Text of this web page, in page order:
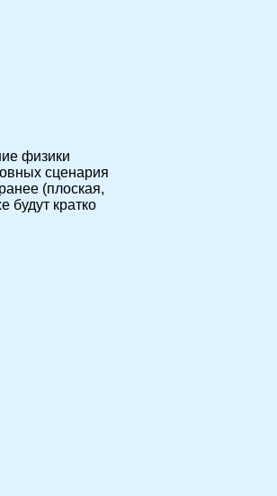
физики
сценария
(плоская,
будут кратко